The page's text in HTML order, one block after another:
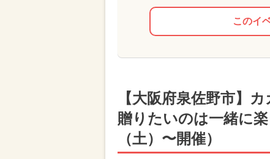
このイ
【大阪府泉佐野市】
贈りたいのは一緒に
（土）〜開催）